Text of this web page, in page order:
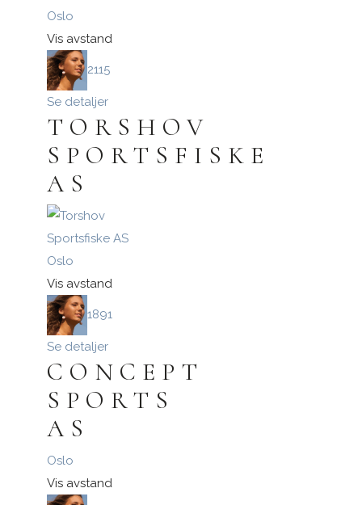
Oslo
Vis avstand
2115
Se detaljer
TORSHOV
SPORTSFISKE
AS
Oslo
Vis avstand
1891
Se detaljer
CONCEPT
SPORTS
AS
Oslo
Vis avstand